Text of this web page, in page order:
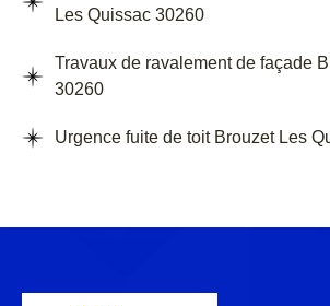
Les Quissac 30260
Travaux de ravalement de façade
30260
Urgence fuite de toit Brouzet Les